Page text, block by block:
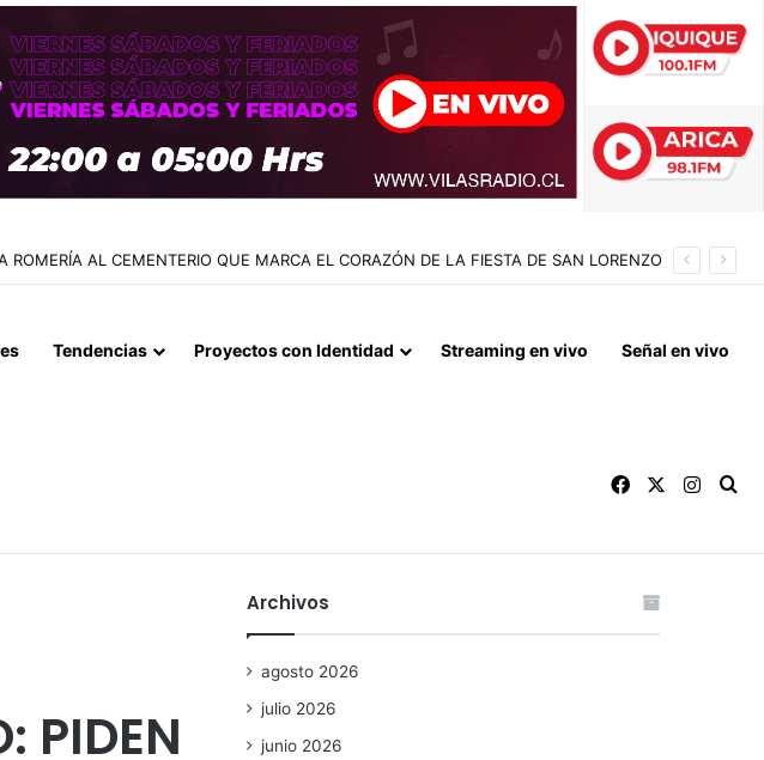
AL CEMENTERIO QUE MARCA EL CORAZÓN DE LA FIESTA DE SAN LORENZO
Tendencias Proyectos con Identidad Streaming en vivo Señal en vivo
Facebook
PIDEN
Archivos
agosto 2026
julio 2026
junio 2026